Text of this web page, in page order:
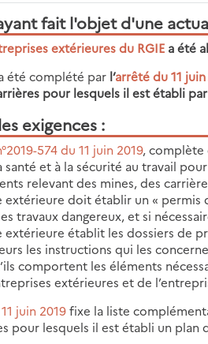
fait l'objet d'une
extérieures du RGIE a été
été complété par l’arrêté du 11
pour lesquels il est établi
exigences
574 du 11 juin 2019, complète
santé et à la sécurité au travail
relevant des mines, des
extérieure doit établir un «
travaux dangereux, et si
extérieure établit les dossiers de
les instructions qui les
comportent les éléments
extérieures et de
juin 2019fixe la liste
pour lesquels il est établi un